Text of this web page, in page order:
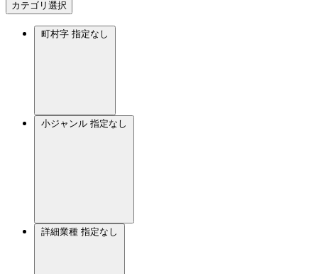
カテゴリ選択
町村字 指定なし
小ジャンル 指定なし
詳細業種 指定なし